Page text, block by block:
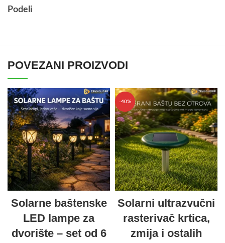
Podeli
POVEZANI PROIZVODI
Solarne baštenske
LED lampe za
dvorište – set od 6
-40%
Solarni ultrazvučni
rasterivač krtica,
zmija i ostalih